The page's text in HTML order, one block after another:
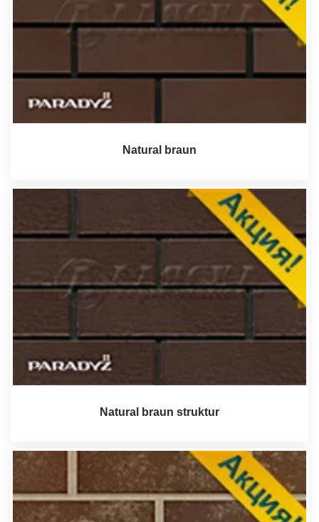
Natural braun
Natural braun struktur